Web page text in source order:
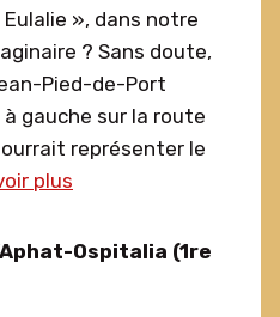
», dans notre
? Sans doute,
Pied-de-Port
gauche sur la route
représenter le
plus
Ospitalia (1re